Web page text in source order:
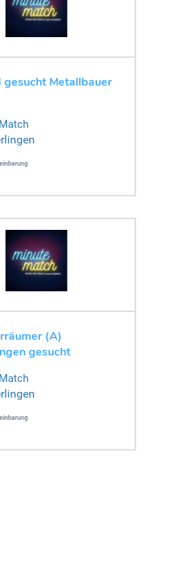
gesucht Metallbauer
(A)
gesucht